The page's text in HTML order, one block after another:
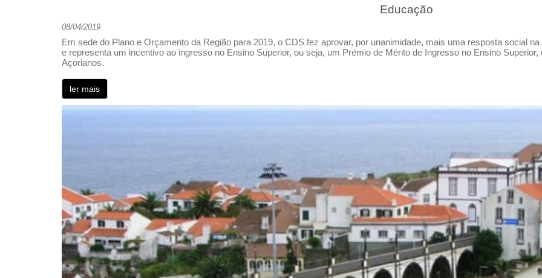
Educação
08/04/2019
Em sede do Plano e Orçamento da Região para 2019, o CDS fez aprovar, por unanimidade, mais uma resposta social
e representa um incentivo ao ingresso no Ensino Superior, ou seja, um Prémio de Mérito de Ingresso no Ensino
Açorianos.
ler mais